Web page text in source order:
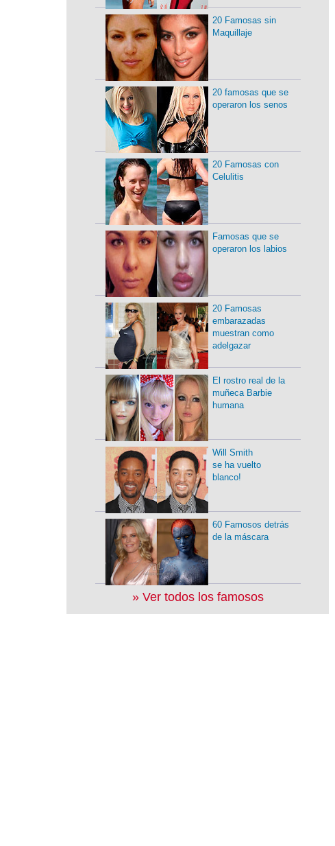
20 Famosas sin
Maquillaje
20 famosas que se
operaron los senos
20 Famosas con
Celulitis
Famosas que se
operaron los labios
20 Famosas
embarazadas
muestran como
adelgazar
El rostro real de la
muñeca Barbie
humana
Will Smith
se ha vuelto
blanco!
60 Famosos detrás
de la máscara
» Ver todos los famosos